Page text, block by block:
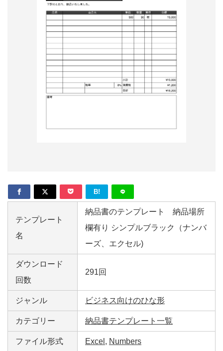
B!
テンプレート
名
納品書のテンプレート 納品場所
欄有り シンプルブラック（ナンバ
ーズ、エクセル)
ダウンロード
回数
291回
ジャンル ビジネス向けのひな形
カテゴリー 納品書テンプレート一覧
ファイル形式 Excel , Numbers